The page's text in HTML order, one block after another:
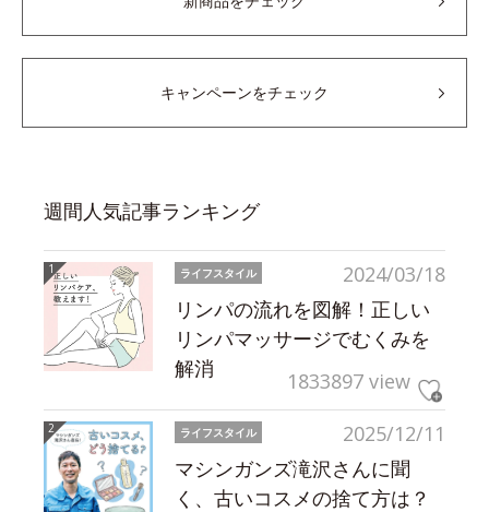
キャンペーンをチェック
週間人気記事ランキング
2024/03/18
ライフスタイル
リンパの流れを図解！正しい
リンパマッサージでむくみを
解消
1833897 view
2025/12/11
ライフスタイル
マシンガンズ滝沢さんに聞
く、古いコスメの捨て方は？